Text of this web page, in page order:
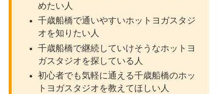
めたい人
千歳船橋で通いやすいホットヨガスタジ
オを知りたい人
千歳船橋で継続していけそうなホットヨ
ガスタジオを探している人
初心者でも気軽に通える千歳船橋のホッ
トヨガスタジオを教えてほしい人